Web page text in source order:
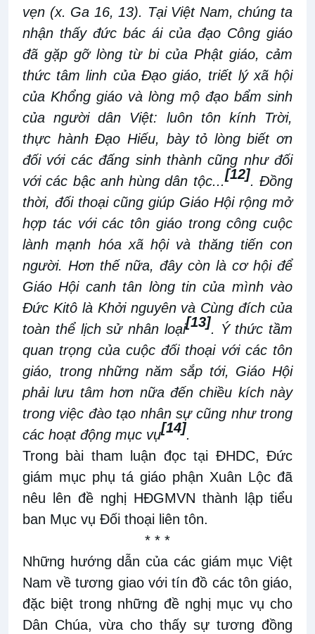
vẹn (x. Ga 16, 13). Tại Việt Nam, chúng ta
nhận thấy đức bác ái của đạo Công giáo
đã gặp gỡ lòng từ bi của Phật giáo, cảm
thức tâm linh của Đạo giáo, triết lý xã hội
của Khổng giáo và lòng mộ đạo bẩm sinh
của người dân Việt: luôn tôn kính Trời,
thực hành Đạo Hiếu, bày tỏ lòng biết ơn
đối với các đấng sinh thành cũng như đối
với các bậc anh hùng dân tộc...[12]. Đồng
thời, đối thoại cũng giúp Giáo Hội rộng mở
hợp tác với các tôn giáo trong công cuộc
lành mạnh hóa xã hội và thăng tiến con
người. Hơn thế nữa, đây còn là cơ hội để
Giáo Hội canh tân lòng tin của mình vào
Đức Kitô là Khởi nguyên và Cùng đích của
toàn thể lịch sử nhân loại[13]. Ý thức tầm
quan trọng của cuộc đối thoại với các tôn
giáo, trong những năm sắp tới, Giáo Hội
phải lưu tâm hơn nữa đến chiều kích này
trong việc đào tạo nhân sự cũng như trong
các hoạt động mục vụ[14].
Trong bài tham luận đọc tại ĐHDC, Đức
giám mục phụ tá giáo phận Xuân Lộc đã
nêu lên đề nghị HĐGMVN thành lập tiểu
ban Mục vụ Đối thoại liên tôn.
* * *
Những hướng dẫn của các giám mục Việt
Nam về tương giao với tín đồ các tôn giáo,
đặc biệt trong những đề nghị mục vụ cho
Dân Chúa, vừa cho thấy sự tương đồng